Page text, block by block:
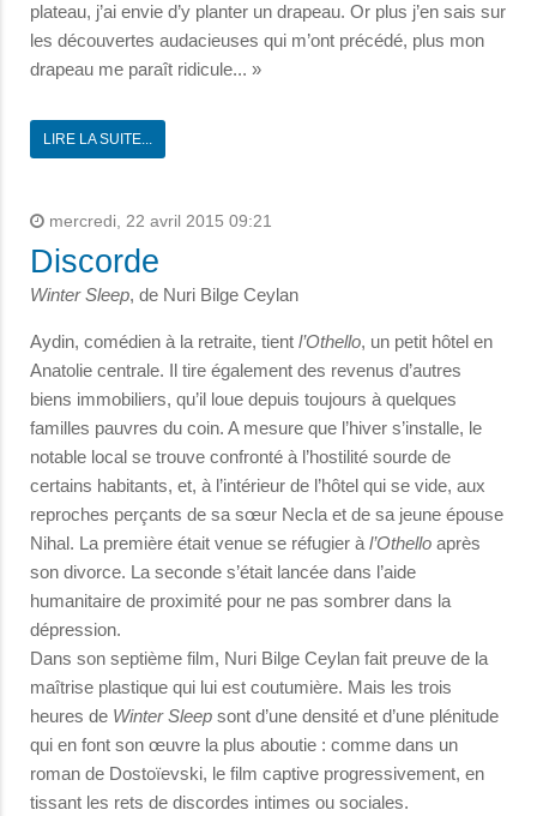
plateau, j’ai envie d’y planter un drapeau. Or plus j’en sais sur
les découvertes audacieuses qui m’ont précédé, plus mon
drapeau me paraît ridicule... »
LIRE LA SUITE...
mercredi, 22 avril 2015 09:21
Discorde
Winter Sleep, de Nuri Bilge Ceylan
Aydin, comédien à la retraite, tient l’Othello, un petit hôtel en
Anatolie centrale. Il tire également des revenus d’autres
biens immobiliers, qu’il loue depuis toujours à quelques
familles pauvres du coin. A mesure que l’hiver s’installe, le
notable local se trouve confronté à l’hostilité sourde de
certains habitants, et, à l’intérieur de l’hôtel qui se vide, aux
reproches perçants de sa sœur Necla et de sa jeune épouse
Nihal. La première était venue se réfugier àl’Othello après
son divorce. La seconde s’était lancée dans l’aide
humanitaire de proximité pour ne pas sombrer dans la
dépression.
Dans son septième film, Nuri Bilge Ceylan fait preuve de la
maîtrise plastique qui lui est coutumière. Mais les trois
heures de Winter Sleep sont d’une densité et d’une plénitude
qui en font son œuvre la plus aboutie : comme dans un
roman de Dostoïevski, le film captive progressivement, en
tissant les rets de discordes intimes ou sociales.